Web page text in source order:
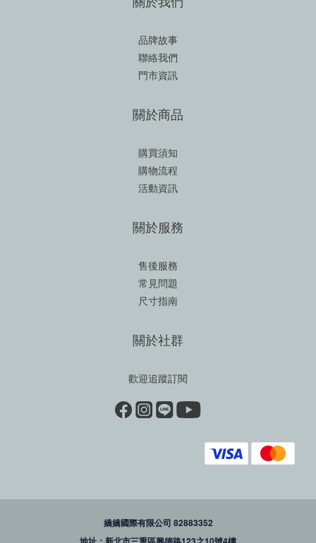
品牌故事
聯絡我們
門市資訊
關於商品
購買須知
購物流程
活動資訊
關於服務
售後服務
常見問題
尺寸指南
關於社群
歡迎追蹤訂閱
嬌嬌國際有限公司 82883352